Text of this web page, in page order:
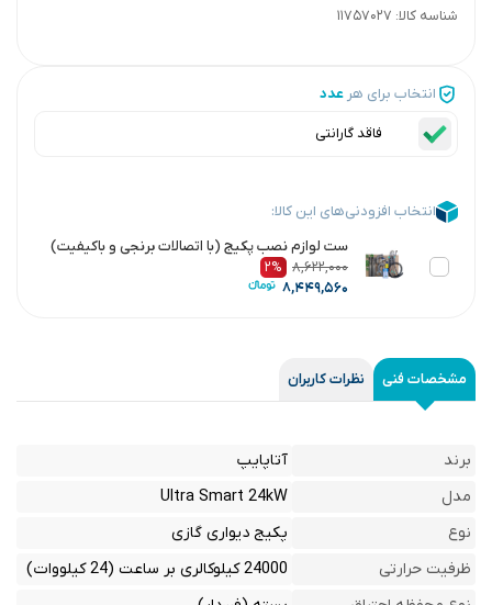
شناسه کالا: 11757027
انتخاب برای هر عدد
فاقد گارانتی
انتخاب افزودنی‌های این کالا:
ست لوازم نصب پکیج (با اتصالات برنجی و باکیفیت)
۸,۶۲۲,۰۰۰ ۲%
۸,۴۴۹,۵۶۰
مشخصات فنی نظرات کاربران
برند
آتاپایپ
مدل
Ultra Smart 24kW
نوع
پکیج دیواری گازی
ظرفیت حرارتی
24000 کیلوکالری بر ساعت (24 کیلووات)